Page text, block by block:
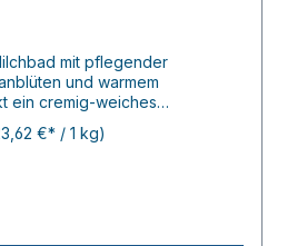
mit pflegender
und warmem
ein cremig-weiches
die Sinne und hinterlässt
für kleine
€* / 1 kg)